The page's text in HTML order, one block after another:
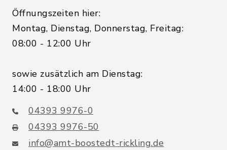
Öffnungszeiten hier:
Montag, Dienstag, Donnerstag, Freitag:
08:00 - 12:00 Uhr
sowie zusätzlich am Dienstag:
14:00 - 18:00 Uhr
04393 9976-0
04393 9976-50
info@amt-boostedt-rickling.de